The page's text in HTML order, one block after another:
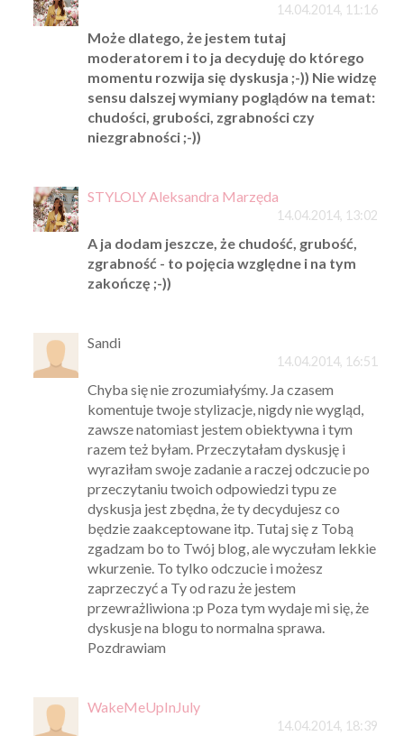
14.04.2014, 11:16
Może dlatego, że jestem tutaj
moderatorem i to ja decyduję do którego
momentu rozwija się dyskusja ;-)) Nie widzę
sensu dalszej wymiany poglądów na temat:
chudości, grubości, zgrabności czy
niezgrabności ;-))
STYLOLY Aleksandra Marzęda
14.04.2014, 13:02
A ja dodam jeszcze, że chudość, grubość,
zgrabność - to pojęcia względne i na tym
zakończę ;-))
Sandi
14.04.2014, 16:51
Chyba się nie zrozumiałyśmy. Ja czasem
komentuje twoje stylizacje, nigdy nie wygląd,
zawsze natomiast jestem obiektywna i tym
razem też byłam. Przeczytałam dyskusję i
wyraziłam swoje zadanie a raczej odczucie po
przeczytaniu twoich odpowiedzi typu ze
dyskusja jest zbędna, że ty decydujesz co
będzie zaakceptowane itp. Tutaj się z Tobą
zgadzam bo to Twój blog, ale wyczułam lekkie
wkurzenie. To tylko odczucie i możesz
zaprzeczyć a Ty od razu że jestem
przewrażliwiona :p Poza tym wydaje mi się, że
dyskusje na blogu to normalna sprawa.
Pozdrawiam
WakeMeUpInJuly
14.04.2014, 18:39